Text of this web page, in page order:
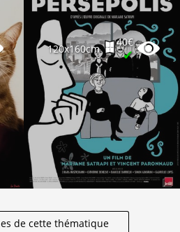
120x160cm
40€
✔
de cette thématique